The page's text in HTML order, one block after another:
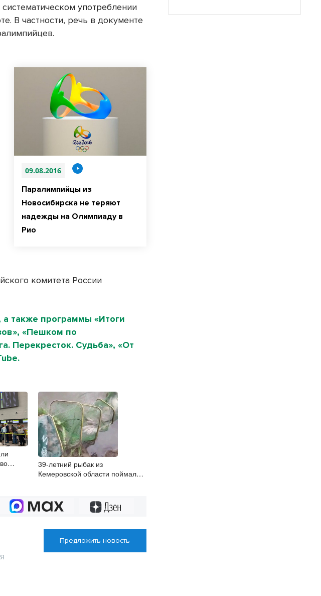
употреблении
В частности, речь в документе
09.08.2016
Паралимпийцы из
Новосибирска не теряют
надежды на Олимпиаду в
Рио
комитета России
также программы «Итоги
«Пешком по
Перекресток. Судьба», «От
39-летний рыбак из
Кемеровской области поймал в
Предложить новость